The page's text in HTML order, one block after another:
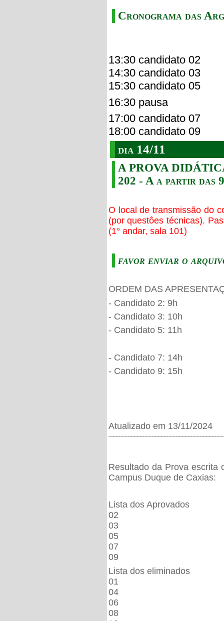
Cronograma das
13:30 candidato 02
14:30 candidato 03
15:30 candidato 05
16:30 pausa
17:00 candidato 07
18:00 candidato 09
dia 14/11
A PROVA
202 - A a partir das
O local de transmissão do
(por questôes técnicas).
(1° andar, sala 101)
favor enviar o
ORDEM DAS
- Candidato 2: 9h
- Candidato 3: 10h
- Candidato 5: 11h
- Candidato 7: 14h
- Candidato 9: 15h
Atualizado em 13/11/2024
Resultado da Prova escrita
Campus Duque de Caxias:
Lista dos Aprovados
02
03
05
07
09
Lista dos eliminados
01
04
06
08